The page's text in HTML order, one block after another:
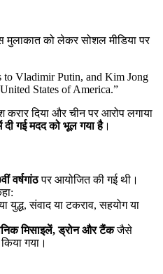
मुलाकात को लेकर सोशल मीडिया पर
to Vladimir Putin, and Kim Jong
States of America.”
दिया और चीन पर आरोप लगाया
दी गई मदद को भूल गया है।
वर्षगांठपर आयोजित की गई थी।
युद्ध, संवाद या टकराव, सहयोग या
मिसाइलें, ड्रोन और टैंकजैसे
गया।